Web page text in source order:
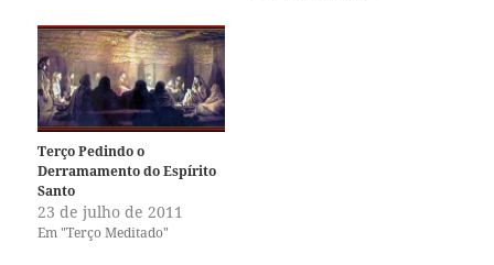
o
T
w
i
t
t
e
r
(
a
b
e
e
m
o
F
a
c
e
b
o
o
k
(
a
r
e
e
Terço Pedindo o
Derramamento do Espírito
Santo
23 de julho de 2011
Em "Terço Meditado"